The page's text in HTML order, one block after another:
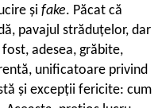
și fake. Păcat că
pavajul străduțelor, dar
adesea, grăbite,
unificatoare privind
și excepții fericite: cum